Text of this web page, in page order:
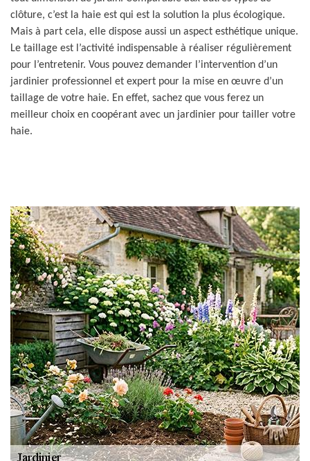
clôture, c’est la haie est qui est la solution la plus écologique.
Mais à part cela, elle dispose aussi un aspect esthétique unique.
Le taillage est l’activité indispensable à réaliser régulièrement
pour l’entretenir. Vous pouvez demander l’intervention d’un
jardinier professionnel et expert pour la mise en œuvre d’un
taillage de votre haie. En effet, sachez que vous ferez un
meilleur choix en coopérant avec un jardinier pour tailler votre
haie.